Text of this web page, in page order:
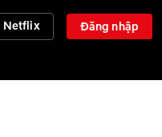
Netflix Đăng nhập